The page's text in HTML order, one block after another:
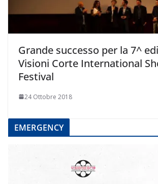
Grande successo per la 7^
Visioni Corte International
Festival
24 Ottobre 2018
EMERGENCY